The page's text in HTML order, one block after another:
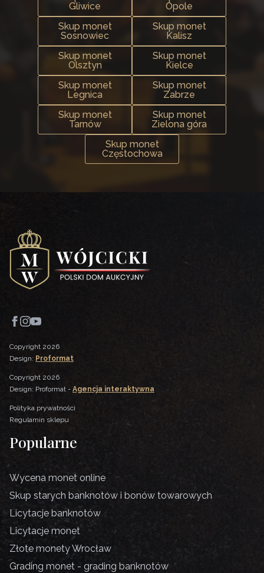
Gliwice
Opole
Skup monet
Sosnowiec
Skup monet
Kalisz
Skup monet
Olsztyn
Skup monet
Kielce
Skup monet
Legnica
Skup monet
Zabrze
Skup monet
Tarnów
Skup monet
Zielona góra
Skup monet
Częstochowa
Copyright 2026
Design: Proformat
Copyright 2026
Design: Proformat - Agencja interaktywna
Polityka prywatności
Regulamin sklepu
Popularne
Wycena monet online
Skup starych banknotów i bonów towarowych
Licytacje banknotów
Licytacje monet
Złote monety Wrocław
Grading monet - grading banknotów